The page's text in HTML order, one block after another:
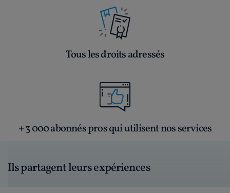
Tous les droits adressés
+ 3 000 abonnés pros qui utilisent nos services
Ils partagent leurs expériences